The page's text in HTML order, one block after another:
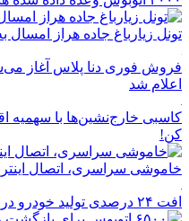
تونل زیارباغ جاده هراز
فروش فوری دنا پلاس آغاز
اعلام شد
کن!
خاموشی سراسری، اتصال
افت ۲۴ درصدی تولید خودرو در کشور